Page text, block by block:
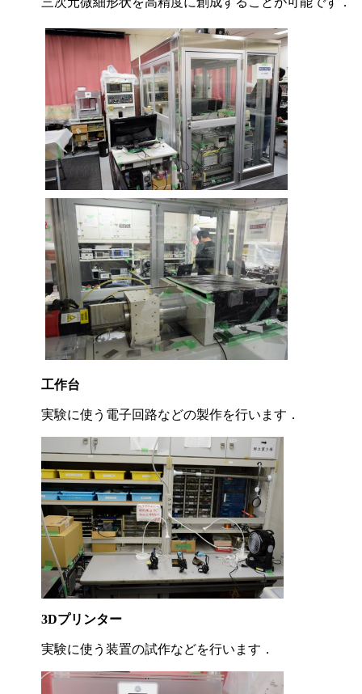
工作台
実験に使う電子回路などの製作を行います．
3Dプリンター
実験に使う装置の試作などを行います．